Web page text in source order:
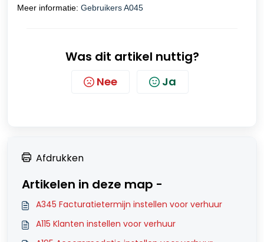
Meer informatie: Gebruikers A045
Was dit artikel nuttig?
Nee Ja
Afdrukken
Artikelen in deze map -
A345 Facturatietermijn instellen voor verhuur
A115 Klanten instellen voor verhuur